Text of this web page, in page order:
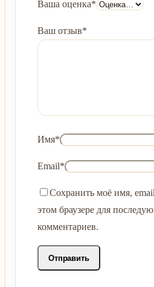
Ваша оценка*
Ваш отзыв*
Имя*
Email*
Сохранить моё имя,
этом браузере для
комментариев.